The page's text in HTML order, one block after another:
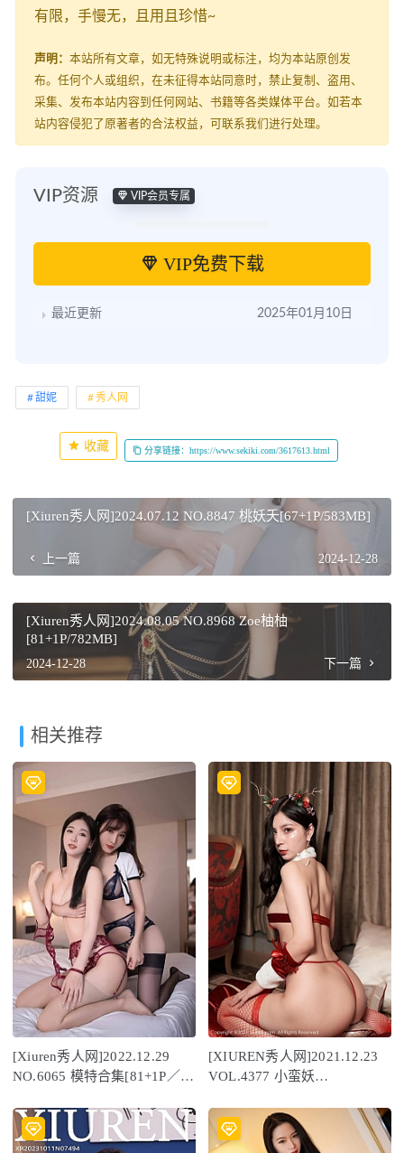
有限，手慢无，且用且珍惜~
声明： 本站所有文章，如无特殊说明或标注，均为本站原创发
布。任何个人或组织，在未征得本站同意时，禁止复制、盗用、
采集、发布本站内容到任何网站、书籍等各类媒体平台。如若本
站内容侵犯了原著者的合法权益，可联系我们进行处理。
VIP资源 VIP会员专属
VIP免费下载
最近更新 2025年01月10日
甜妮 秀人网
收藏 分享链接：https://www.sekiki.com/3617613.html
[Xiuren秀人网]2024.07.12 NO.8847 桃妖夭[67+1P/583MB]
上一篇 2024-12-28
[Xiuren秀人网]2024.08.05 NO.8968 Zoe柚柚
[81+1P/782MB]
2024-12-28 下一篇
相关推荐
[Xiuren秀人网]2022.12.29
NO.6065 模特合集[81+1P／
[XIUREN秀人网]2021.12.23
VOL.4377 小蛮妖